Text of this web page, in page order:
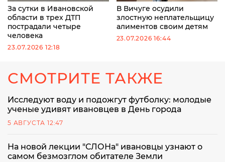
За сутки в Ивановской
области в трех ДТП
пострадали четыре
человека
23.07.2026 12:18
В Вичуге осудили
злостную неплательщицу
алиментов своим детям
23.07.2026 16:44
СМОТРИТЕ ТАКЖЕ
Исследуют воду и подожгут футболку: молодые
ученые удивят ивановцев в День города
5 АВГУСТА 12:47
На новой лекции "СЛОНа" ивановцы узнают о
самом безмозглом обитателе Земли